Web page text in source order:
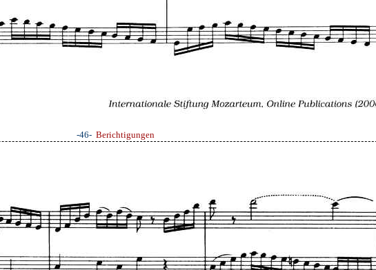
-46- Berichtigungen